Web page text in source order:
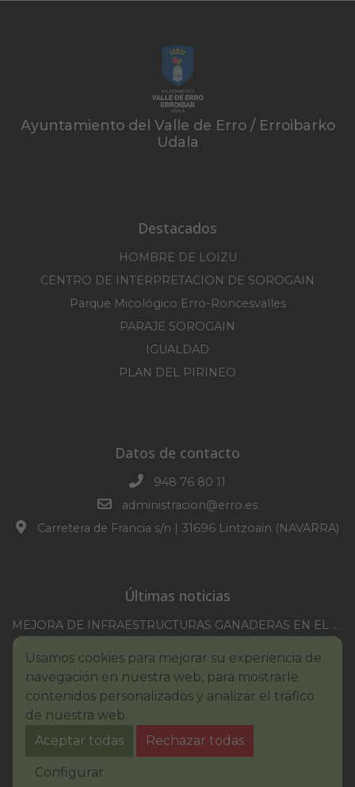
Ayuntamiento del Valle de Erro / Erroibarko
Udala
Destacados
HOMBRE DE LOIZU
CENTRO DE INTERPRETACION DE SOROGAIN
Parque Micológico Erro-Roncesvalles
PARAJE SOROGAIN
IGUALDAD
PLAN DEL PIRINEO
Datos de contacto
948 76 80 11
administracion@erro.es
Carretera de Francia s/n | 31696 Lintzoain (NAVARRA)
Últimas noticias
MEJORA DE INFRAESTRUCTURAS GANADERAS EN EL TM DE ERRO CAMPAÑA 2025-2026
BASES III. CONCURSO PINTURA – ERROIBARKO EGUNA
BANDO – CONSUMO RESPONSABLE DEL AGUA
IMCV 2026
Aviso legal
Usamos cookies para mejorar su experiencia de
navegación en nuestra web, para mostrarle
contenidos personalizados y analizar el tráfico
de nuestra web.
Aceptar todas
Rechazar todas
Configurar